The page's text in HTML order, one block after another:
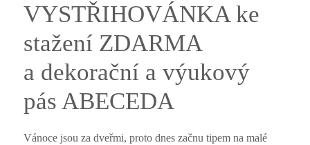
VYSTŘIHOVÁNKA ke
stažení ZDARMA
a dekorační a výukový
pás ABECEDA
Vánoce jsou za dveřmi, proto dnes začnu tipem na malé